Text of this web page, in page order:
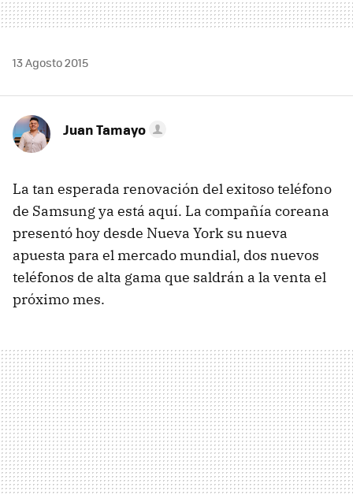
13 Agosto 2015
Juan Tamayo
La tan esperada renovación del exitoso teléfono
de Samsung ya está aquí. La compañía coreana
presentó hoy desde Nueva York su nueva
apuesta para el mercado mundial, dos nuevos
teléfonos de alta gama que saldrán a la venta el
próximo mes.